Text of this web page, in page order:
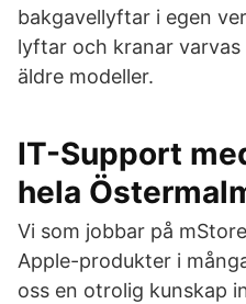
bakgavellyftar i egen
lyftar och kranar
äldre modeller.
IT-Support
hela
Vi som jobbar på
Apple-produkter i
oss en otrolig kunskap